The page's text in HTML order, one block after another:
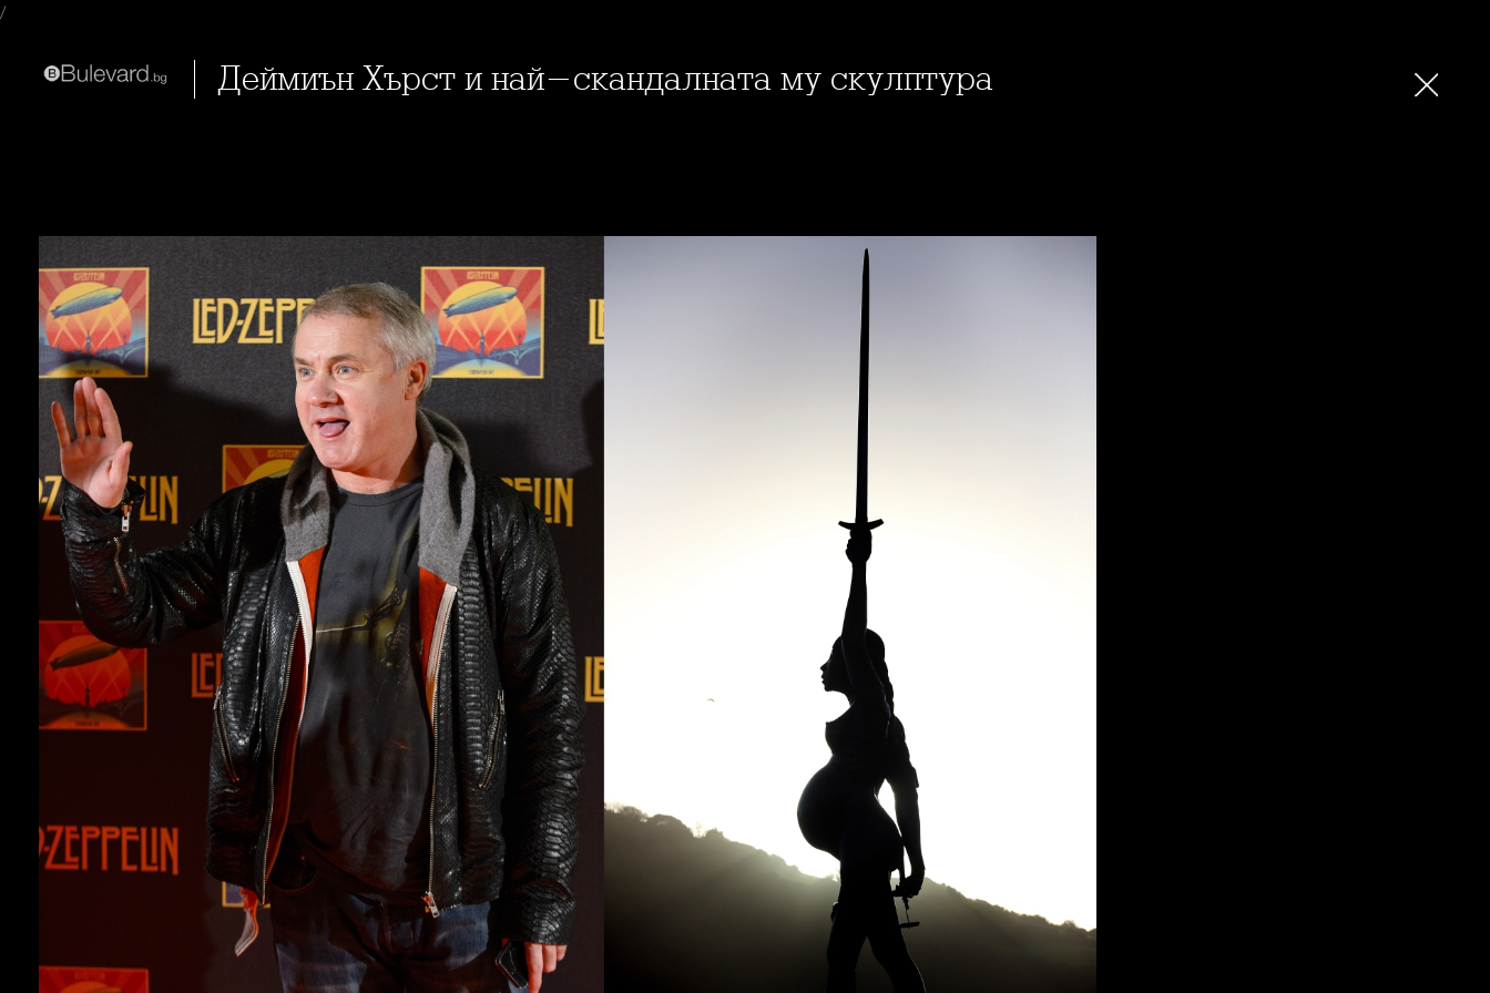
/
Деймиън Хърст и най-скандалната му скулптура